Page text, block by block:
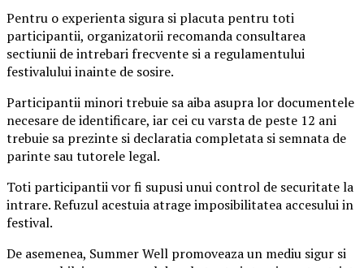
Pentru o experienta sigura si placuta pentru toti
participantii, organizatorii recomanda consultarea
sectiunii de intrebari frecvente si a regulamentului
festivalului inainte de sosire.
Participantii minori trebuie sa aiba asupra lor documentele
necesare de identificare, iar cei cu varsta de peste 12 ani
trebuie sa prezinte si declaratia completata si semnata de
parinte sau tutorele legal.
Toti participantii vor fi supusi unui control de securitate la
intrare. Refuzul acestuia atrage imposibilitatea accesului in
festival.
De asemenea, Summer Well promoveaza un mediu sigur si